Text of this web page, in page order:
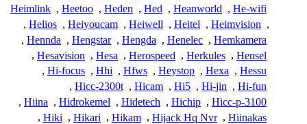
He-wifi
,
Heanworld
,
Hed
,
Heden
,
Heetoo
,
Heimlink
,
Heimvision
,
Heitel
,
Heiwell
,
Heiyoucam
,
Helios
,
Hemkamera
,
Henelec
,
Hengda
,
Hengstar
,
Hennda
,
Hensel
,
Herkules
,
Herospeed
,
Hesa
,
Hesavision
,
Hessu
,
Hexa
,
Heystop
,
Hfws
,
Hhi
,
Hi-focus
,
Hi-fun
,
Hi-jin
,
Hi5
,
Hicam
,
Hicc-2300t
,
Hicc-p-3100
,
Hichip
,
Hidetech
,
Hidrokemel
,
Hiina
,
Hiinakas
,
Hijack Hq Nvr
,
Hikam
,
Hikari
,
Hiki
,